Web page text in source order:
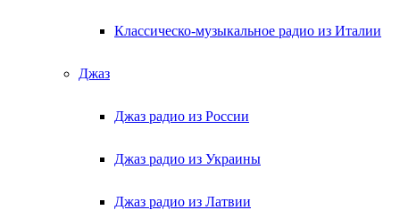
Классическо-музыкальное радио из Италии
Джаз
Джаз радио из России
Джаз радио из Украины
Джаз радио из Латвии